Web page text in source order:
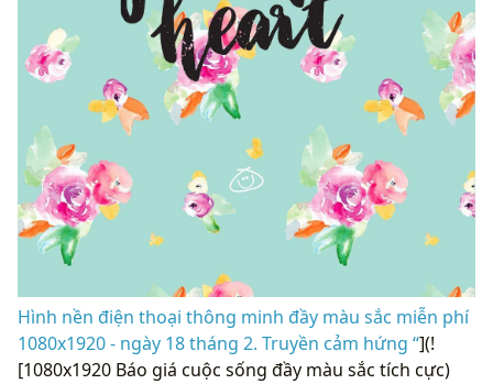
Hình nền điện thoại thông minh đầy màu sắc miễn phí
1080x1920 - ngày 18 tháng 2. Truyền cảm hứng “](!
[1080x1920 Báo giá cuộc sống đầy màu sắc tích cực)